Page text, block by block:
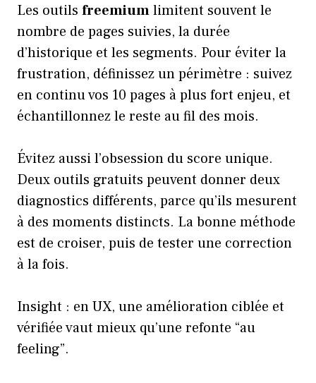
Les outils freemiumlimitent souvent le
nombre de pages suivies, la durée
d’historique et les segments. Pour éviter la
frustration, définissez un périmètre : suivez
en continu vos 10 pages à plus fort enjeu, et
échantillonnez le reste au fil des mois.
Évitez aussi l’obsession du score unique.
Deux outils gratuits peuvent donner deux
diagnostics différents, parce qu’ils mesurent
à des moments distincts. La bonne méthode
est de croiser, puis de tester une correction
à la fois.
Insight : en UX, une amélioration ciblée et
vérifiée vaut mieux qu’une refonte “au
feeling”.